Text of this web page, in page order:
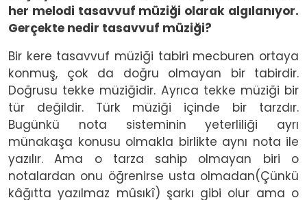
her melodi tasavvuf müziği olarak algılanıyor.
Gerçekte nedir tasavvuf müziği?
Bir kere tasavvuf müziği tabiri mecburen ortaya
konmuş, çok da doğru olmayan bir tabirdir.
Doğrusu tekke müziğidir. Ayrıca tekke müziği bir
tür değildir. Türk müziği içinde bir tarzdır.
Bugünkü nota sisteminin yeterliliği ayrı
münakaşa konusu olmakla birlikte aynı nota ile
yazılır. Ama o tarza sahip olmayan biri o
notalardan onu öğrenirse usta olmadan(Çünkü
kâğıtta yazılmaz mûsıkî) şarkı gibi olur ama o